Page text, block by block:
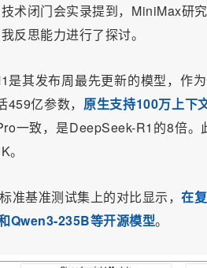
术闭门会实录提到，MiniMax研
反思能力进行了探讨。
是其发布周最先更新的模型，作
亿参数， 原生支持100万上下
一致，是DeepSeek-R1的8倍
准基准测试集上的对比显示，在
Qwen3-235B等开源模型。